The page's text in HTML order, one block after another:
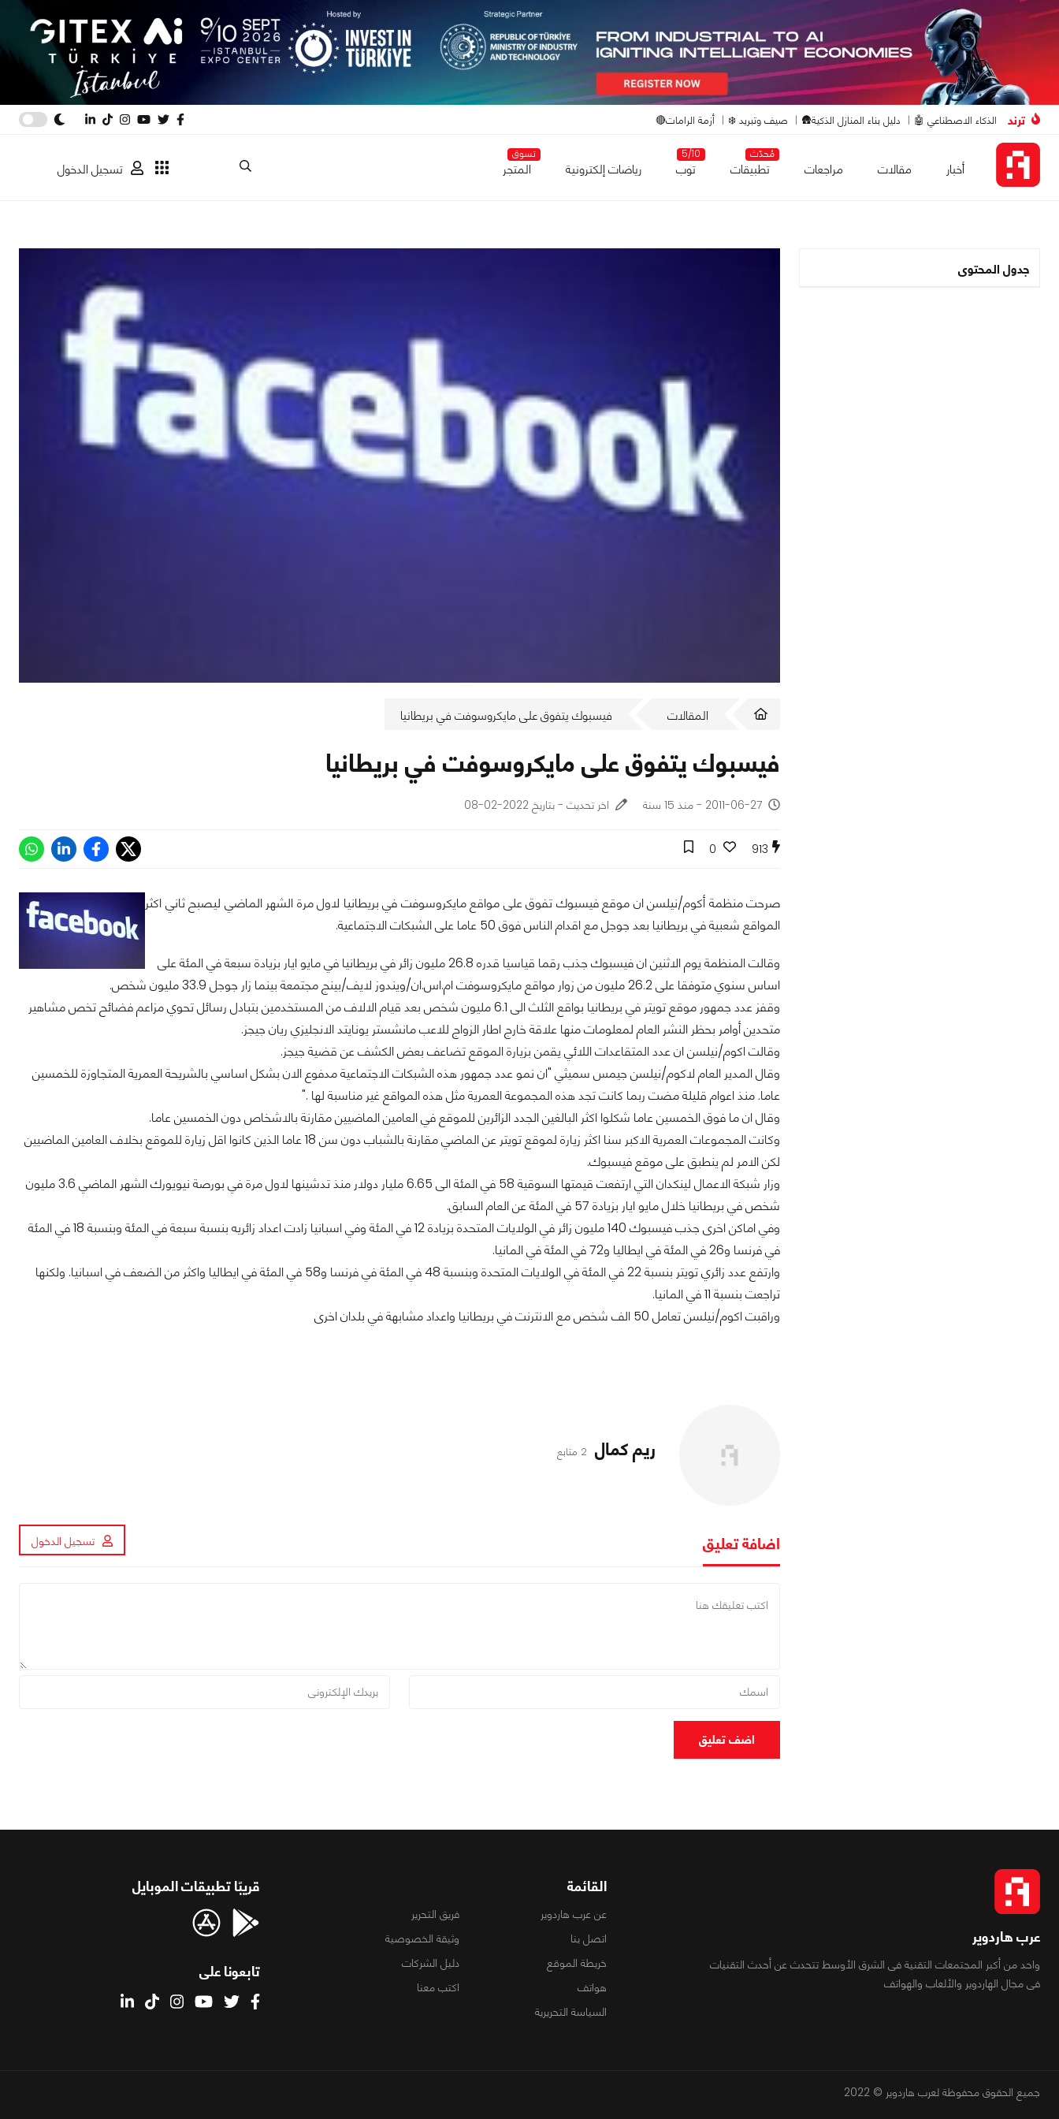
ترند الذكاء الاصطناعي 🤖 دليل بناء المنازل الذكية🛖 صيف وتبريد ❄️ أزمة الرامات🔴
أخبار مقالات مراجعات
مُحدّث
تطبيقات
5/10
توب رياضات إلكترونية
تسوق
المتجر تسجيل الدخول
جدول المحتوى
المقالات فيسبوك يتفوق على مايكروسوفت في بريطانيا
فيسبوك يتفوق على مايكروسوفت في بريطانيا
2011-06-27 - منذ 15 سنة اخر تحديث - بتاريخ 2022-02-08
913
0
صرحت منظمة أكوم/نيلسن ان موقع فيسبوك تفوق على مواقع مايكروسوفت في بريطانيا لاول مرة الشهر الماضي ليصبح ثاني اكثر
المواقع شعبية في بريطانيا بعد جوجل مع اقدام الناس فوق 50 عاما على الشبكات الاجتماعية.
وقالت المنظمة يوم الاثنين ان فيسبوك جذب رقما قياسيا قدره 26.8 مليون زائر في بريطانيا في مايو ايار بزيادة سبعة في المئة على
اساس سنوي متوفقا على 26.2 مليون من زوار مواقع مايكروسوفت ام.اس.ان/ويندوز لايف/بينج مجتمعة بينما زار جوجل 33.9 مليون شخص.
وقفز عدد جمهور موقع تويتر في بريطانيا بواقع الثلث الى 6.1 مليون شخص بعد قيام الالاف من المستخدمين بتبادل رسائل تحوي مزاعم فضائح تخص مشاهير
متحدين أوامر بحظر النشر العام لمعلومات منها علاقة خارج اطار الزواج للاعب مانشستر يونايتد الانجليزي ريان جيجز.
وقالت اكوم/نيلسن ان عدد المتقاعدات اللائي يقمن بزيارة الموقع تضاعف بعض الكشف عن قضية جيجز.
وقال المدير العام لاكوم/نيلسن جيمس سميثي "ان نمو عدد جمهور هذه الشبكات الاجتماعية مدفوع الان بشكل اساسي بالشريحة العمرية المتجاوزة للخمسين
عاما. منذ اعوام قليلة مضت ربما كانت تجد هذه المجموعة العمرية مثل هذه المواقع غير مناسبة لها ."
وقال ان ما فوق الخمسين عاما شكلوا اكثر البالغين الجدد الزائرين للموقع في العامين الماضيين مقارنة بالاشخاص دون الخمسين عاما.
وكانت المجموعات العمرية الاكبر سنا اكثر زيارة لموقع تويتر عن الماضي مقارنة بالشباب دون سن 18 عاما الذين كانوا اقل زيارة للموقع بخلاف العامين الماضيين
لكن الامر لم ينطبق على موقع فيسبوك.
وزار شبكة الاعمال لينكدان التي ارتفعت قيمتها السوقية 58 في المئة الى 6.65 مليار دولار منذ تدشينها لاول مرة في بورصة نيويورك الشهر الماضي 3.6 مليون
شخص في بريطانيا خلال مايو ايار بزيادة 57 في المئة عن العام السابق.
وفي اماكن اخرى جذب فيسبوك 140 مليون زائر في الولايات المتحدة بزيادة 12 في المئة وفي اسبانيا زادت اعداد زائريه بنسبة سبعة في المئة وبنسبة 18 في المئة
في فرنسا و26 في المئة في ايطاليا و72 في المئة في المانيا.
وارتفع عدد زائري تويتر بنسبة 22 في المئة في الولايات المتحدة وبنسبة 48 في المئة في فرنسا و58 في المئة في ايطاليا واكثر من الضعف في اسبانيا. ولكنها
تراجعت بنسبة 11 في المانيا.
وراقبت اكوم/نيلسن تعامل 50 الف شخص مع الانترنت في بريطانيا واعداد مشابهة في بلدان اخرى
ريم كمال 2 متابع
اضافة تعليق تسجيل الدخول
اضف تعليق
عرب هاردوير
واحد من أكبر المجتمعات التقنية فى الشرق الأوسط تتحدث عن أحدث التقنيات
فى مجال الهاردوير والألعاب والهواتف
القائمة
عن عرب هاردوير
فريق التحرير
اتصل بنا
وثيقة الخصوصية
خريطة الموقع
دليل الشركات
هواتف
اكتب معنا
السياسة التحريرية
قريبًا تطبيقات الموبايل
تابعونا على
جميع الحقوق محفوظة لعرب هاردوير © 2022